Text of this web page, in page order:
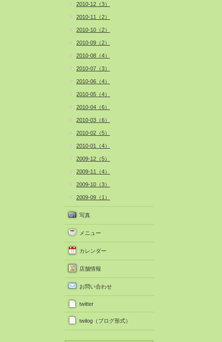
2010-12（3）
2010-11（2）
2010-10（2）
2010-09（2）
2010-08（4）
2010-07（3）
2010-06（4）
2010-05（4）
2010-04（6）
2010-03（6）
2010-02（5）
2010-01（4）
2009-12（5）
2009-11（4）
2009-10（3）
2009-09（1）
写真
メニュー
カレンダー
店舗情報
お問い合わせ
twitter
twilog（ブログ形式）